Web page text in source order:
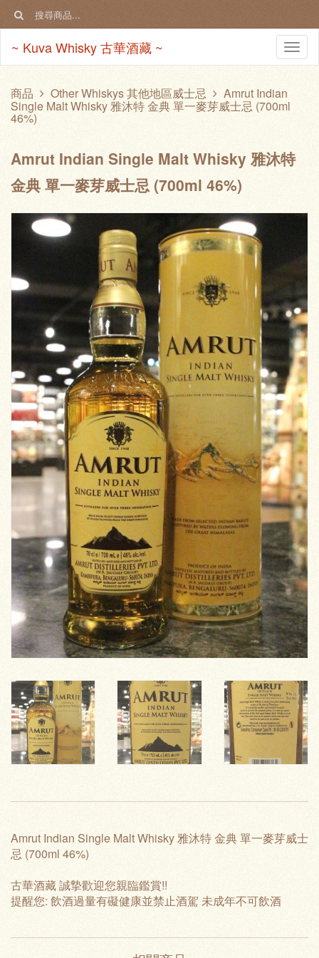
~ Kuva Whisky 古華酒藏 ~
商品 Other Whiskys 其他地區威士忌 Amrut Indian
Single Malt Whisky 雅沐特 金典 單一麥芽威士忌 (700ml
46%)
Amrut Indian Single Malt Whisky 雅沐特
金典 單一麥芽威士忌 (700ml 46%)
Amrut Indian Single Malt Whisky 雅沐特 金典 單一麥芽威士
忌 (700ml 46%)
古華酒藏 誠摯歡迎您親臨鑑賞!!
提醒您: 飲酒過量有礙健康並禁止酒駕 未成年不可飲酒